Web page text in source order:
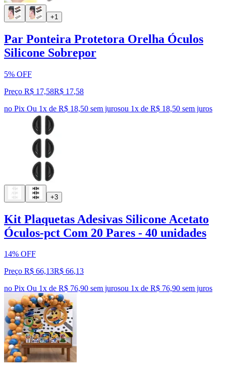
+1
Par Ponteira Protetora Orelha Óculos
Silicone Sobrepor
5% OFF
Preço R$ 17,58R$ 17,58
no Pix Ou 1x de R$ 18,50 sem jurosou 1x de R$ 18,50 sem juros
+3
Kit Plaquetas Adesivas Silicone Acetato
Óculos-pct Com 20 Pares - 40 unidades
14% OFF
Preço R$ 66,13R$ 66,13
no Pix Ou 1x de R$ 76,90 sem jurosou 1x de R$ 76,90 sem juros